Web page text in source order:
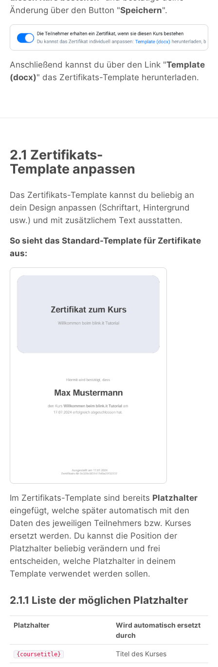
Änderung über den Button "Speichern".
Anschließend kannst du über den Link "Template
(docx)" das Zertifikats-Template herunterladen.
2.1 Zertifikats-
Template anpassen
Das Zertifikats-Template kannst du beliebig an
dein Design anpassen (Schriftart, Hintergrund
usw.) und mit zusätzlichem Text ausstatten.
So sieht das Standard-Template für Zertifikate
aus:
Im Zertifikats-Template sind bereits Platzhalter
eingefügt, welche später automatisch mit den
Daten des jeweiligen Teilnehmers bzw. Kurses
ersetzt werden. Du kannst die Position der
Platzhalter beliebig verändern und frei
entscheiden, welche Platzhalter in deinem
Template verwendet werden sollen.
2.1.1 Liste der möglichen Platzhalter
Platzhalter
Wird automatisch ersetzt
durch
{coursetitle} Titel des Kurses